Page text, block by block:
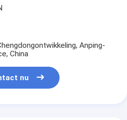
Anping-
China
nu